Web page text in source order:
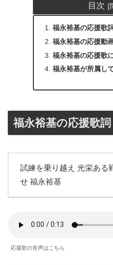
目次
福永裕基の応援歌詞
福永裕基の応援動
福永裕基の応援歌
福永裕基が所属し
福永裕基の応援歌詞
試練を乗り越え 光栄ある
せ 福永裕基
応援歌の音声はこちら